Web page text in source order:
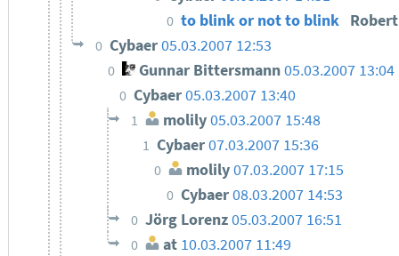
0 to blink or not to blink
0 Cybaer05.03.2007 12:53
0 Gunnar Bittersmann05.03.2007 13:04
0 Cybaer05.03.2007 13:40
1 molily05.03.2007 15:48
1 Cybaer07.03.2007 15:36
0 molily07.03.2007 17:15
0 Cybaer08.03.2007 14:53
0 Jörg Lorenz05.03.2007 16:51
0 at 10.03.2007 11:49